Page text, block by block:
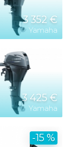
3 352 €
Yamaha
3 425 €
Yamaha
-15 %